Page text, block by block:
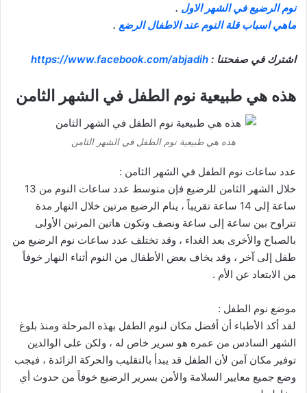
نوم الرضيع في الشهر الاول .
ماهي اسباب قلة النوم عند الاطفال الرضع .
اشترك في صفحتنا : https://www.facebook.com/abjadih
هذه هي طبيعية نوم الطفل في الشهر الثامن
هذه هي طبيعية نوم الطفل في الشهر الثامن
عدد ساعات نوم الطفل في الشهر الثامن :
خلال الشهر الثامن للرضيع فإن متوسط عدد ساعات النوم من 13
ساعة إلى 14 ساعة تقريباً ، ينام الرضيع مرتين خلال النهار مدة
تتراوح بين ساعة إلى ساعة ونصف وتكون هاتين المرتين الأولى
بالصباح والأخرى بعد الغداء ، وقد تختلف عدد ساعات نوم الرضيع من
طفل إلى آخر ، وقد يخاف بعض الأطفال من النوم أثناء النهار خوفاً
من الابتعاد عن الأم .
موضع نوم الطفل :
لقد أكد الأطباء أن أفضل مكان لنوم الطفل بهذه المرحلة ومنذ بلوغ
الشهر السادس من عمره هو سرير خاص له ، ولكن على الوالدين
توفير مكان آمن لأن الطفل قد يبدأ بالتقليب والحركة الزائدة ، فيجب
وضع جميع معايير السلامة والأمن بسرير الرضيع خوفاً من حدوث أي